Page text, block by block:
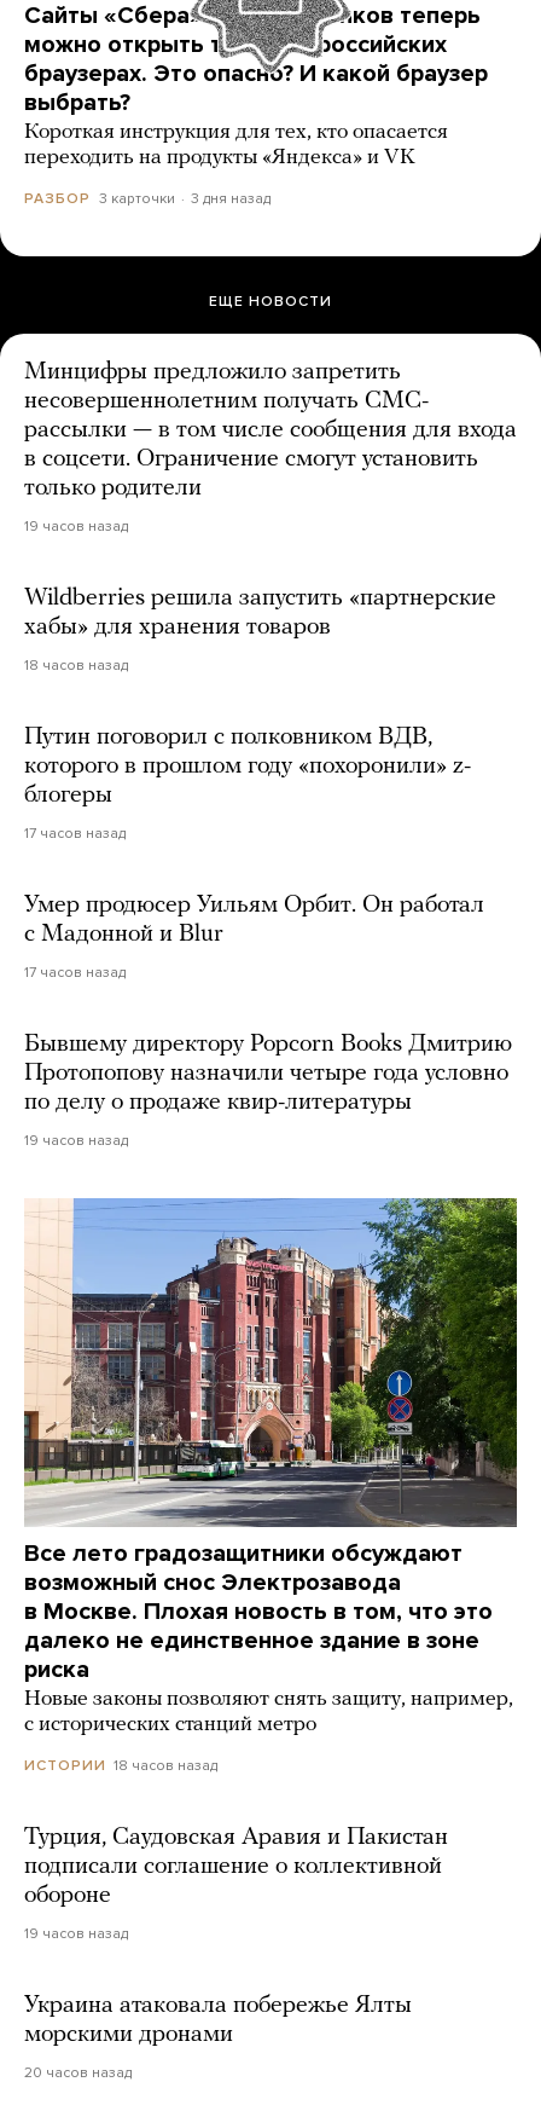
Сайты «Сбера» и других банков теперь
можно открыть только в российских
браузерах. Это опасно? И какой браузер
выбрать?
Короткая инструкция для тех, кто опасается
переходить на продукты «Яндекса» и VK
РАЗБОР 3 карточки 3 дня назад
ЕЩЕ НОВОСТИ
Минцифры предложило запретить
несовершеннолетним получать СМС-
рассылки — в том числе сообщения для входа
в соцсети. Ограничение смогут установить
только родители
19 часов назад
Wildberries решила запустить «партнерские
хабы» для хранения товаров
18 часов назад
Путин поговорил с полковником ВДВ,
которого в прошлом году «похоронили» z-
блогеры
17 часов назад
Умер продюсер Уильям Орбит. Он работал
с Мадонной и Blur
17 часов назад
Бывшему директору Popcorn Books Дмитрию
Протопопову назначили четыре года условно
по делу о продаже квир-литературы
19 часов назад
Все лето градозащитники обсуждают
возможный снос Электрозавода
в Москве. Плохая новость в том, что это
далеко не единственное здание в зоне
риска
Новые законы позволяют снять защиту, например,
с исторических станций метро
ИСТОРИИ 18 часов назад
Турция, Саудовская Аравия и Пакистан
подписали соглашение о коллективной
обороне
19 часов назад
Украина атаковала побережье Ялты
морскими дронами
20 часов назад